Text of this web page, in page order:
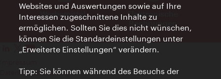
Werbemittel
Elektronische
Rechnungen
Datenschutzerklärung
Websites und Auswertungen sowie auf Ihre
Interessen zugeschnittene Inhalte zu
ermöglichen. Sollten Sie dies nicht wünschen,
können Sie die Standardeinstellungen unter
„Erweiterte Einstellungen“ verändern.
Tipp: Sie können während des Besuchs der